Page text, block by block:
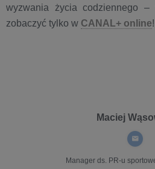
wyzwania życia codziennego –
zobaczyć tylko w CANAL+ online!
Maciej
Manager ds. PR-u